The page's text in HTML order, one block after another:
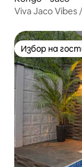
Viva Jaco
Избор на
Избор на